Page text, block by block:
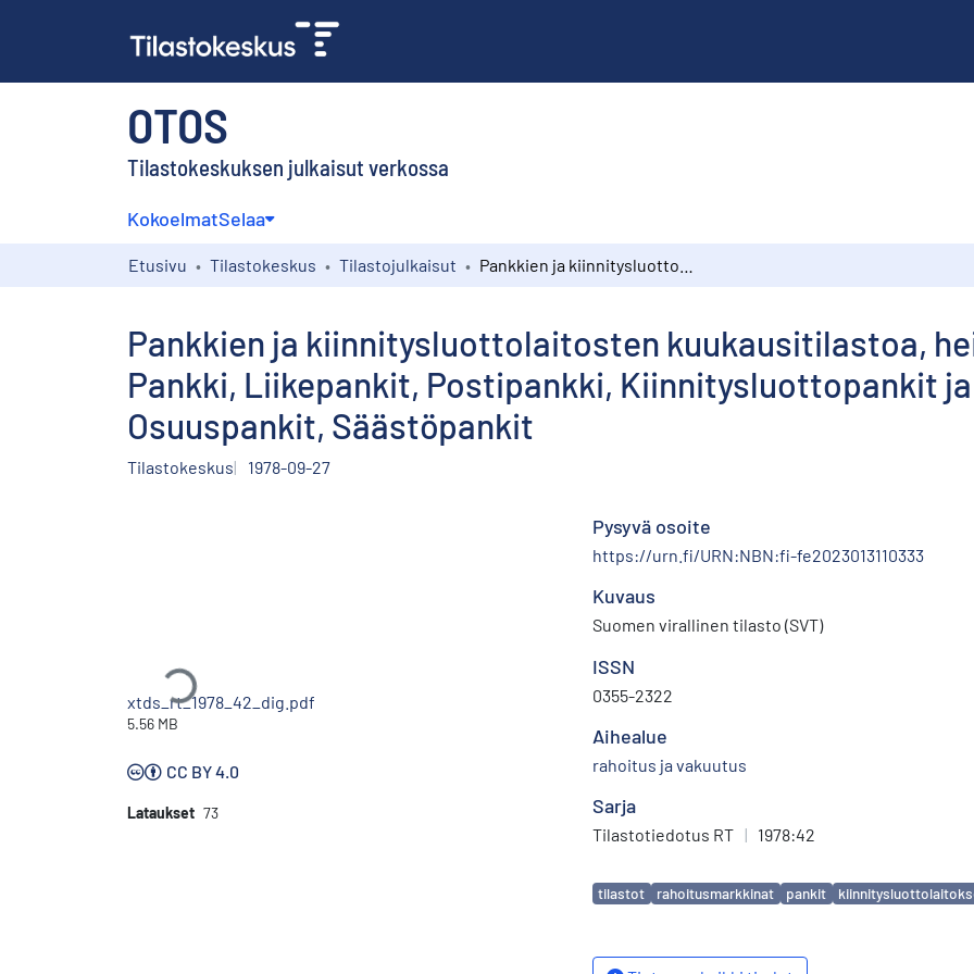
OTOS
Tilastokeskuksen julkaisut verkossa
KokoelmatSelaa
Etusivu Tilastokeskus Tilastojulkaisut
Pankkien ja kiinnitysluottolaitosten kuukausitilastoa,
Pankki, Liikepankit, Postipankki, Kiinnitysluottopankit
Osuuspankit, Säästöpankit
Tilastokeskus 1978-09-27
Ladataan...
xtds_rt_1978_42_dig.pdf
5.56 MB
CC BY 4.0
Lataukset 73
Pysyvä osoite
https://urn.fi/URN:NBN:fi-fe2023013110333
Kuvaus
Suomen virallinen tilasto (SVT)
ISSN
0355-2322
Aihealue
rahoitus ja vakuutus
Sarja
Tilastotiedotus RT | 1978:42
Avainsanat
tilastot rahoitusmarkkinat pankit